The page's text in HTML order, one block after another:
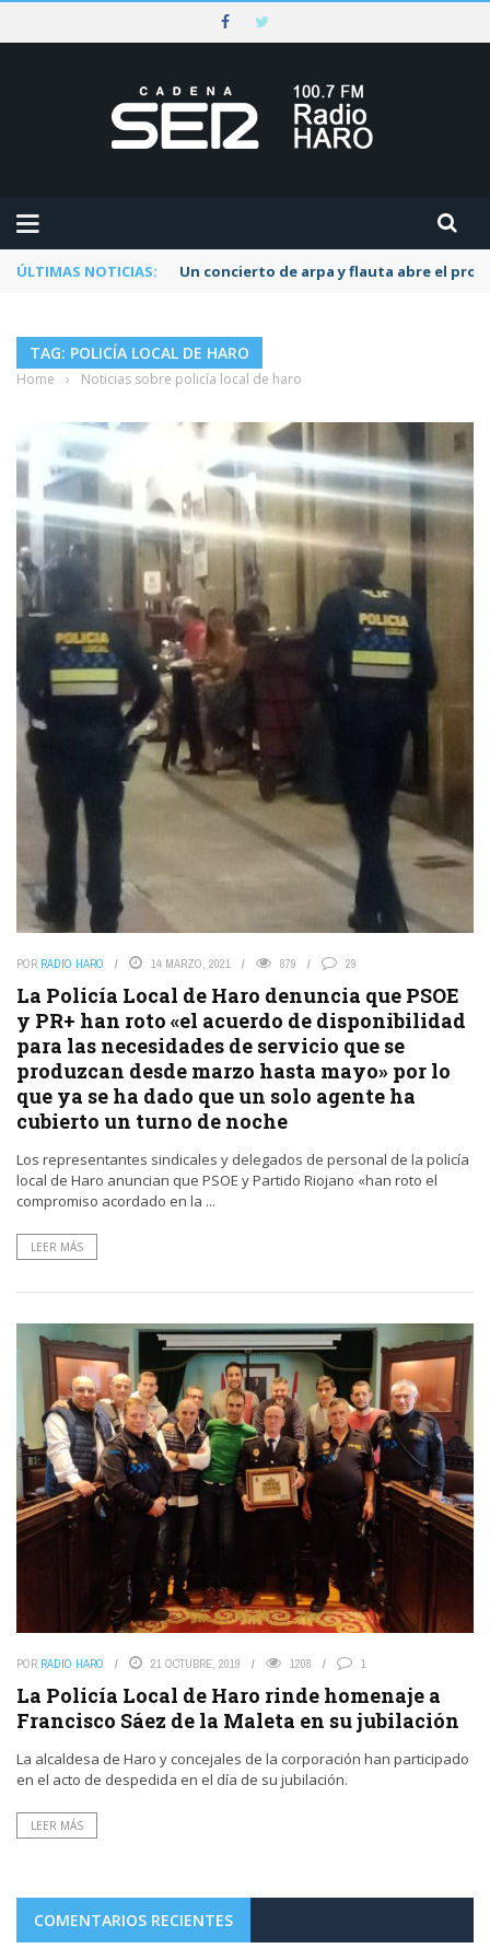
ÚLTIMAS NOTICIAS: Un concierto de arpa y flauta abre el
TAG: POLICÍA LOCAL DE HARO
Home › Noticias sobre policía local de haro
POR RADIO HARO 14 MARZO, 2021 879 29
La Policía Local de Haro denuncia que PSOE
y PR+ han roto «el acuerdo de disponibilidad
para las necesidades de servicio que se
produzcan desde marzo hasta mayo» por lo
que ya se ha dado que un solo agente ha
cubierto un turno de noche
Los representantes sindicales y delegados de personal de la policía
local de Haro anuncian que PSOE y Partido Riojano «han roto el
compromiso acordado en la ...
LEER MÁS
POR RADIO HARO 21 OCTUBRE, 2019 1208 1
La Policía Local de Haro rinde homenaje a
Francisco Sáez de la Maleta en su jubilación
La alcaldesa de Haro y concejales de la corporación han participado
en el acto de despedida en el día de su jubilación.
LEER MÁS
COMENTARIOS RECIENTES